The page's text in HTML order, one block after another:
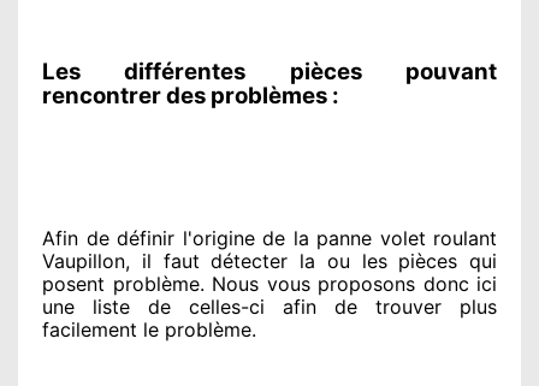
Les différentes pièces pouvant
rencontrer des problèmes :
Afin de définir l'originede la panne volet roulant
Vaupillon, il faut détecter la ou les pièces qui
posent problème. Nous vous proposons donc ici
une liste de celles-ci afin de trouver plus
facilement le problème.